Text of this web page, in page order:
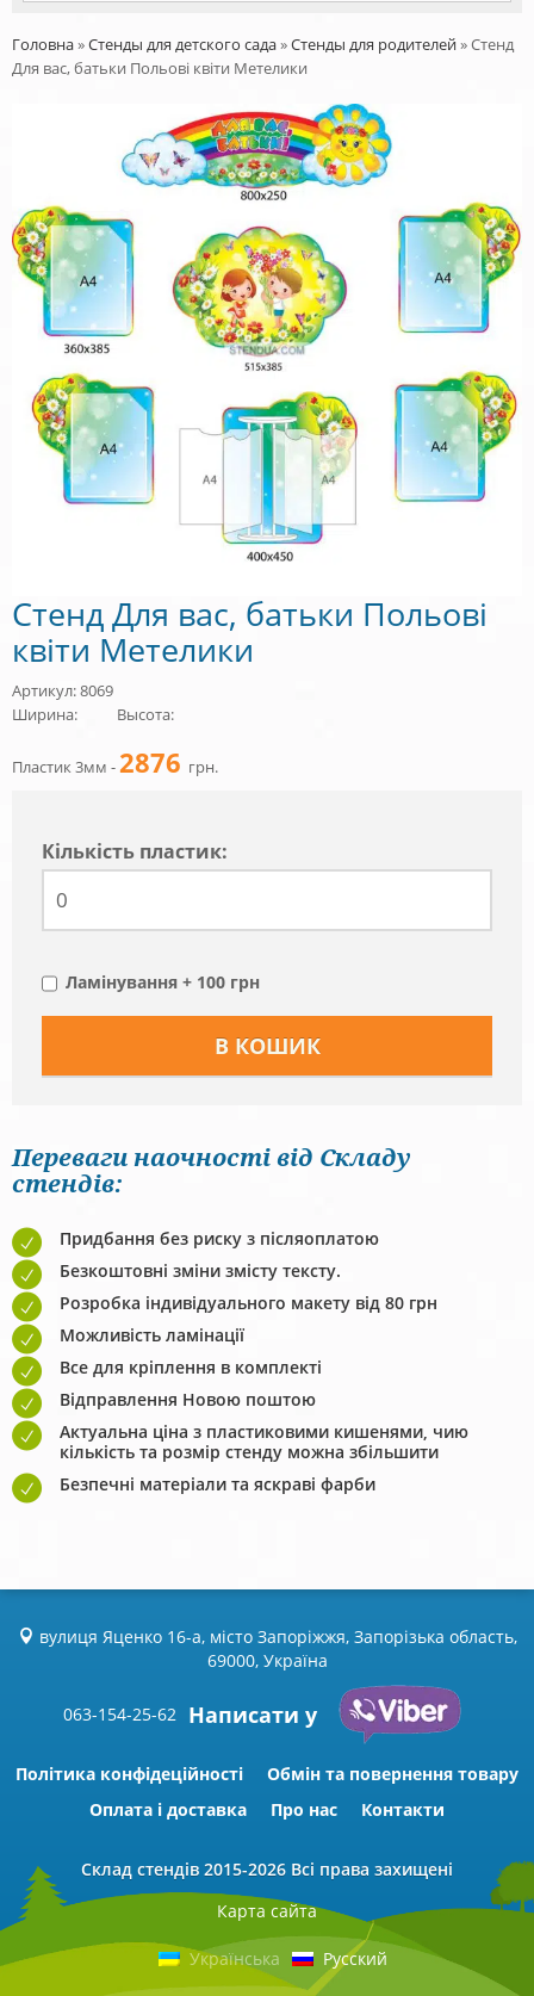
Головна»Стенды для детского сада»Стенды для родителей»Стенд
Для вас, батьки Польові квіти Метелики
Стенд Для вас, батьки Польові
квіти Метелики
Артикул: 8069
Ширина:
Высота:
Пластик 3мм -2876 грн.
Кiлькiсть пластик:
Ламінування + 100 грн
Переваги наочності від Складу
стендів:
Придбання без риску з післяоплатою
Безкоштовні зміни змісту тексту.
Розробка індивідуального макету від 80 грн
Можливість ламінації
Все для кріплення в комплекті
Відправлення Новою поштою
Актуальна ціна з пластиковими кишенями, чию
кількість та розмір стенду можна збільшити
Безпечні матеріали та яскраві фарби
вулиця Яценко 16-а, місто Запоріжжя, Запорізька область,
69000, Україна
063-154-25-62 Написати у
Політика конфідеційності
Обмін та повернення товару
Оплата і доставка
Про нас Контакти
Склад стендів 2015-2026 Всі права захищені
Карта сайта
Українська Русский